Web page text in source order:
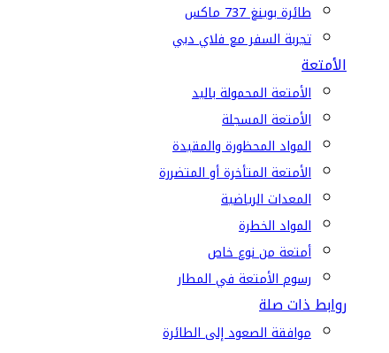
طائرة بوينغ 737 ماكس
تجربة السفر مع فلاي دبي
الأمتعة
الأمتعة المحمولة باليد
الأمتعة المسجلة
المواد المحظورة والمقيدة
الأمتعة المتأخرة أو المتضررة
المعدات الرياضية
المواد الخطرة
أمتعة من نوع خاص
رسوم الأمتعة في المطار
روابط ذات صلة
موافقة الصعود إلى الطائرة